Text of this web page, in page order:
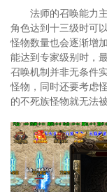
法师的召唤能力
角色达到十三级时可
怪物数量也会逐渐增
能达到专家级别时，
召唤机制并非无条件
怪物，同时还要考虑
的不死族怪物就无法